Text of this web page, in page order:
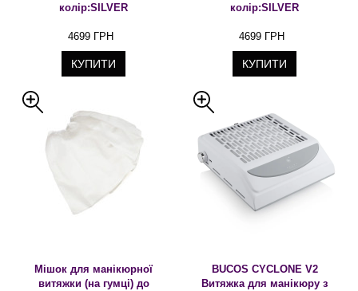
колір:SILVER
4699 ГРН
КУПИТИ
колір:SILVER
4699 ГРН
КУПИТИ
Мішок для манікюрної
витяжки (на гумці) до
BUCOS CYCLONE V2
Витяжка для манікюру з